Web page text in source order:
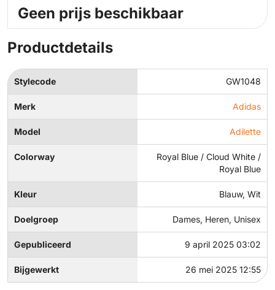
Geen prijs beschikbaar
Productdetails
Stylecode GW1048
Merk Adidas
Model Adilette
Colorway
Royal Blue / Cloud White /
Royal Blue
Kleur Blauw, Wit
Doelgroep Dames, Heren, Unisex
Gepubliceerd 9 april 2025 03:02
Bijgewerkt 26 mei 2025 12:55